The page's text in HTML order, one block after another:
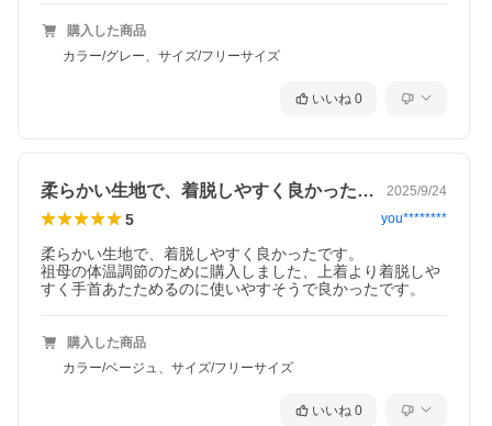
購入した商品
カラー/グレー、サイズ/フリーサイズ
いいね 0
柔らかい生地で、着脱しやすく良かったで… 2025/9/24
5 you********
柔らかい生地で、着脱しやすく良かったです。
祖母の体温調節のために購入しました、上着より着脱しや
すく手首あたためるのに使いやすそうで良かったです。
購入した商品
カラー/ベージュ、サイズ/フリーサイズ
いいね 0